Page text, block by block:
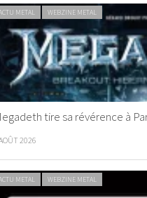
METAL WEBZINE METAL
tire sa révérence à
2026
METAL WEBZINE METAL